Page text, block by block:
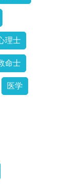
理士
命士
医学